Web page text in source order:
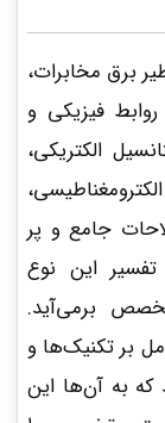
برق مخابرات،
فیزیکی و
الکتریکی،
جامع و پر
این نوع
برمی‌آید.
بر تکنیک‌ها و
به آن‌ها این